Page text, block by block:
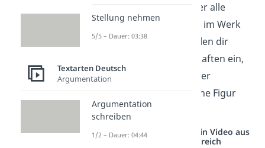
sich nämlich nicht immer alle
Aspekte zu deiner Figur im Werk
finden. Andererseits fallen dir
vielleicht noch Eigenschaften ein,
die nicht in der Liste, aber
charakteristisch für deine Figur
sind.
Studyflix vernetzt: Hier ein Video aus
einem anderen Bereich
Stellung nehmen
5/5 – Dauer: 03:38
Textarten Deutsch
Argumentation
Argumentation
schreiben
1/2 – Dauer: 04:44